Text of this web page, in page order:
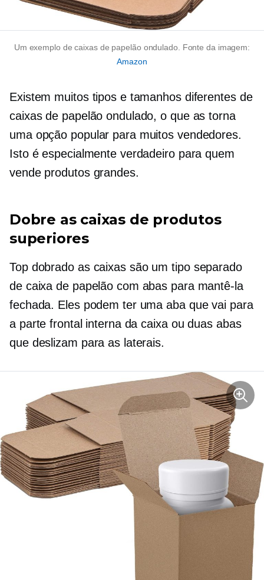
Um exemplo de caixas de papelão ondulado. Fonte da imagem:
Amazon
Existem muitos tipos e tamanhos diferentes de
caixas de papelão ondulado, o que as torna
uma opção popular para muitos vendedores.
Isto é especialmente verdadeiro para quem
vende produtos grandes.
Dobre as caixas de produtos
superiores
Top dobradoas caixas são um tipo separado
de caixa de papelão com abas para mantê-la
fechada. Eles podem ter uma aba que vai para
a parte frontal interna da caixa ou duas abas
que deslizam para as laterais.